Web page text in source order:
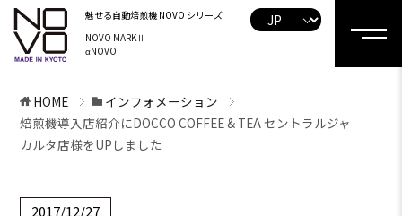
魅せる自動焙煎機 NOVO シリーズ
NOVO MARKⅡ
αNOVO
HOME
インフォメーション
焙煎機導入店紹介にDOCCO COFFEE & TEA セントラルジャ
カルタ店様をUPしました
2017/12/27